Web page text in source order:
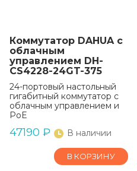
Коммутатор DAHUA с
облачным
управлением DH-
CS4228-24GT-375
24-портовый настольный
гигабитный коммутатор с
облачным управлением и
PoE
47190 ₽ В наличии
В КОРЗИНУ